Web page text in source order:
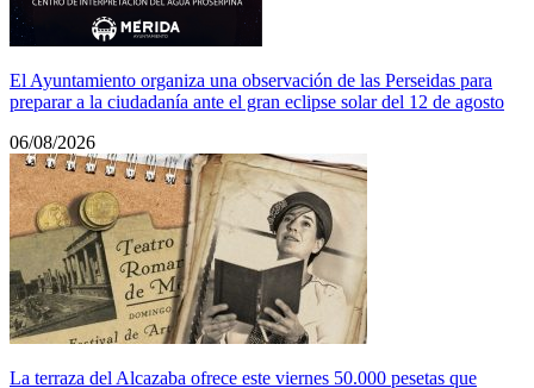
El Ayuntamiento organiza una observación de las Perseidas para
preparar a la ciudadanía ante el gran eclipse solar del 12 de agosto
06/08/2026
La terraza del Alcazaba ofrece este viernes 50.000 pesetas que